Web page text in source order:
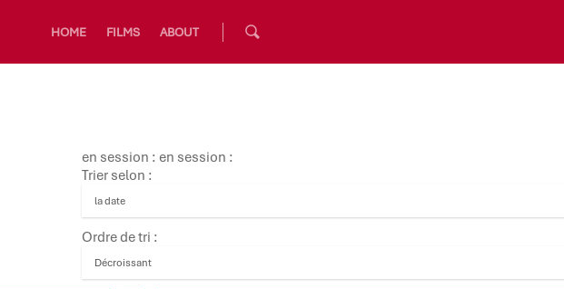
HOME FILMS ABOUT
en session : en session :
Trier selon :
Ordre de tri :